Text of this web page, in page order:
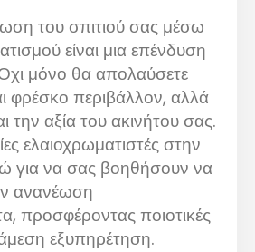
του σπιτιού σας μέσω
είναι μια επένδυση
μόνο θα απολαύσετε
φρέσκο περιβάλλον, αλλά
την αξία του ακινήτου σας.
ελαιοχρωματιστές στην
για να σας βοηθήσουν να
ανανέωση
προσφέροντας ποιοτικές
εξυπηρέτηση.